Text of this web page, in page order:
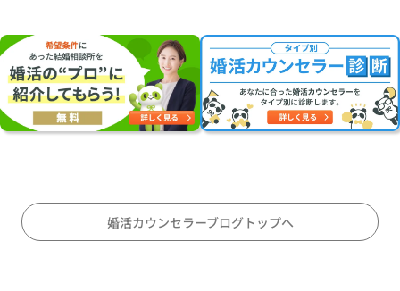
お
見
合
い
に
メ
を
見
つ
け
る
対
等
の
安
心
は
両
か
婚活カウンセラーブログトップへ